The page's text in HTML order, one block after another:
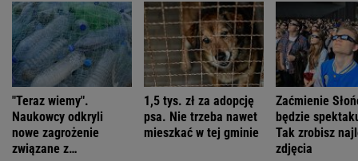
"Teraz wiemy".
Naukowcy odkryli
nowe zagrożenie
związane z
1,5 tys. zł za adopcję
psa. Nie trzeba nawet
mieszkać w tej gminie
Zaćmienie
będzie
Tak zrobisz
zdjęcia